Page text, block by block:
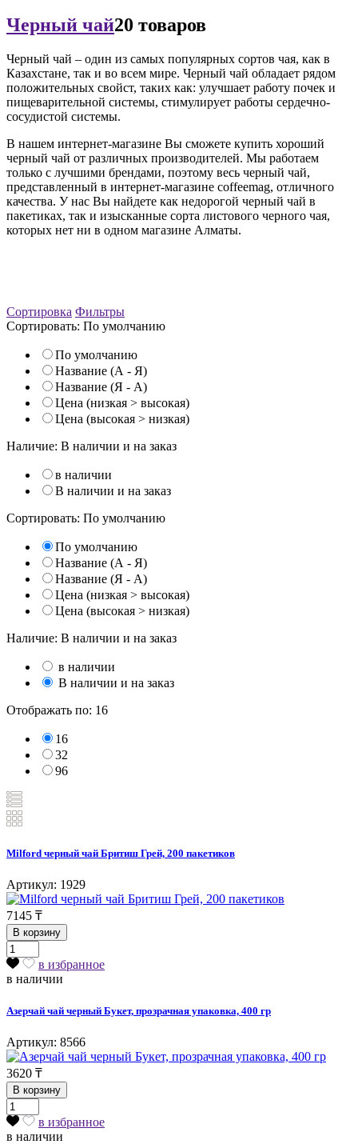
Черный чай20 товаров
Черный чай – один из самых популярных сортов чая, как в
Казахстане, так и во всем мире. Черный чай обладает рядом
положительных свойст, таких как: улучшает работу почек и
пищеварительной системы, стимулирует работы сердечно-
сосудистой системы.
В нашем интернет-магазине Вы сможете купить хороший
черный чай от различных производителей. Мы работаем
только с лучшими брендами, поэтому весь черный чай,
представленный в интернет-магазине coffeemag, отличного
качества. У нас Вы найдете как недорогой черный чай в
пакетиках, так и изысканные сорта листового черного чая,
которых нет ни в одном магазине Алматы.
Сортировка Фильтры
Сортировать: По умолчанию
По умолчанию
Название (А - Я)
Название (Я - А)
Цена (низкая > высокая)
Цена (высокая > низкая)
Наличие: В наличии и на заказ
в наличии
В наличии и на заказ
Сортировать: По умолчанию
По умолчанию
Название (А - Я)
Название (Я - А)
Цена (низкая > высокая)
Цена (высокая > низкая)
Наличие: В наличии и на заказ
в наличии
В наличии и на заказ
Отображать по: 16
16
32
96
Milford черный чай Бритиш Грей, 200 пакетиков
Артикул: 1929
7145 ₸
В корзину
в избранное
в наличии
Азерчай чай черный Букет, прозрачная упаковка, 400 гр
Артикул: 8566
3620 ₸
В корзину
в избранное
в наличии